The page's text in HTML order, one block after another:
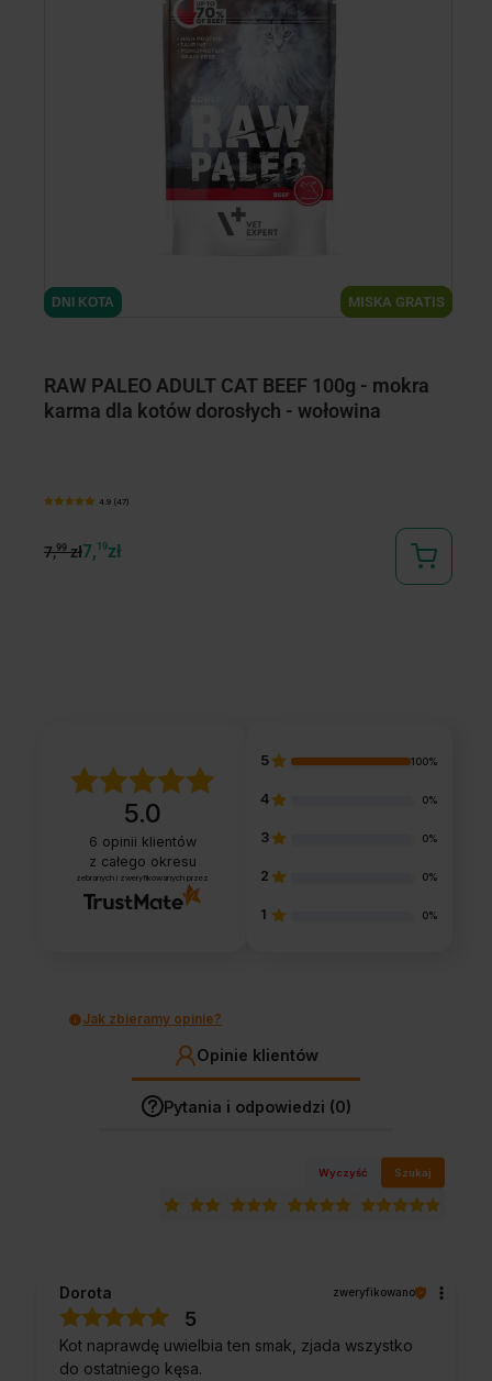
MISKA GRATIS
DNI KOTA MISKA GRATIS
DNI KOTA
RAW PALEO ADULT CAT BEEF 100g - mokra
karma dla kotów dorosłych - wołowina
4.9 (47)
7,99zł7, 19zł
5.0
6 opinii klientów
z całego okresu
zebranych i zweryfikowanych przez
5 100%
4 0%
3 0%
2 0%
1 0%
Jak zbieramy opinie?
Opinie klientów
Pytania i odpowiedzi (0)
Wyczyść Szukaj
Dorota zweryfikowano
5
Kot naprawdę uwielbia ten smak, zjada wszystko
do ostatniego kęsa.